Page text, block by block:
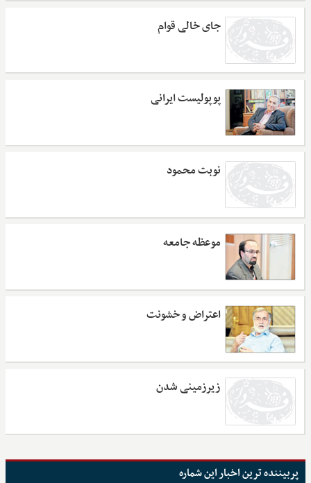
جای خالی قوام
پوپولیست ایرانی
نوبت محمود
موعظه جامعه
اعتراض و خشونت
زیرزمینی‌ شدن
پربیننده ترین اخبار این شماره